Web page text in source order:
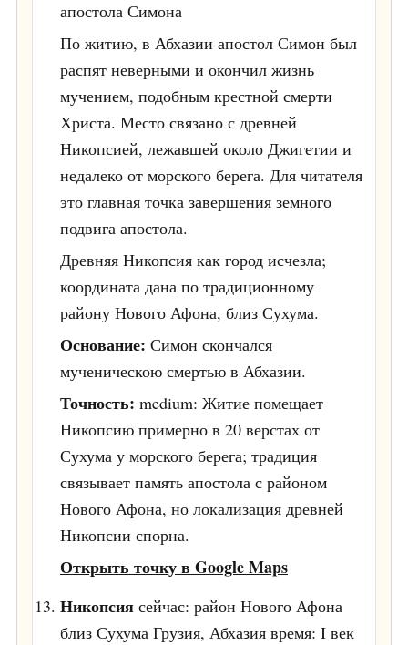
апостола Симона
По житию, в Абхазии апостол Симон был
распят неверными и окончил жизнь
мучением, подобным крестной смерти
Христа. Место связано с древней
Никопсией, лежавшей около Джигетии и
недалеко от морского берега. Для читателя
это главная точка завершения земного
подвига апостола.
Древняя Никопсия как город исчезла;
координата дана по традиционному
району Нового Афона, близ Сухума.
Основание: Симон скончался
мученическою смертью в Абхазии.
Точность: medium: Житие помещает
Никопсию примерно в 20 верстах от
Сухума у морского берега; традиция
связывает память апостола с районом
Нового Афона, но локализация древней
Никопсии спорна.
Открыть точку в Google Maps
Никопсия сейчас: район Нового Афона
близ Сухума Грузия, Абхазия время: I век